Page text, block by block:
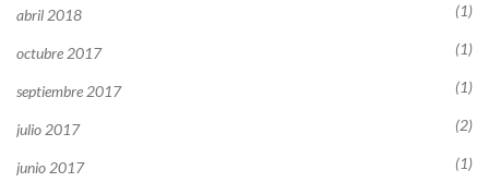
abril 2018 (1)
octubre 2017 (1)
septiembre 2017 (1)
julio 2017 (2)
junio 2017 (1)